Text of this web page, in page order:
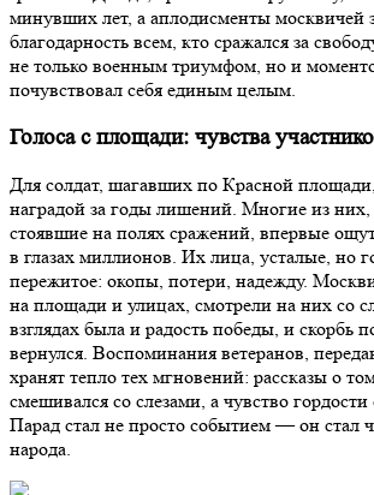
минувших лет, а аплодисменты москвичей
благодарность всем, кто сражался за
не только военным триумфом, но и
почувствовал себя единым целым.
Голоса с площади: чувства
Для солдат, шагавших по Красной
наградой за годы лишений. Многие из них,
стоявшие на полях сражений, впервые
в глазах миллионов. Их лица, усталые, но
пережитое: окопы, потери, надежду.
на площади и улицах, смотрели на них со
взглядах была и радость победы, и скорбь
вернулся. Воспоминания ветеранов,
хранят тепло тех мгновений: рассказы о
смешивался со слезами, а чувство гордости
Парад стал не просто событием — он стал
народа.